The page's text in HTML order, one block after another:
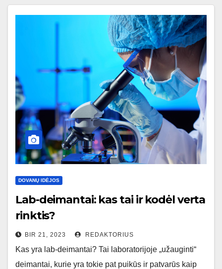
DOVANŲ IDĖJOS
Lab-deimantai: kas tai ir kodėl verta
rinktis?
BIR 21, 2023 REDAKTORIUS
Kas yra lab-deimantai? Tai laboratorijoje „užauginti“
deimantai, kurie yra tokie pat puikūs ir patvarūs kaip